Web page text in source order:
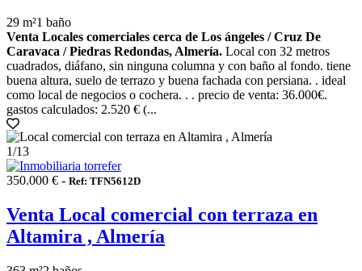
29 m²1 baño
Venta Locales comerciales cerca de Los ángeles / Cruz De
Caravaca / Piedras Redondas, Almería. Local con 32 metros
cuadrados, diáfano, sin ninguna columna y con baño al fondo. tiene
buena altura, suelo de terrazo y buena fachada con persiana. . ideal
como local de negocios o cochera. . . precio de venta: 36.000€.
gastos calculados: 2.520 € (...
1/13
350.000 € - Ref: TFN5612D
Venta Local comercial con terraza en
Altamira , Almería